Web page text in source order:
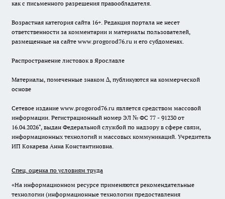
как с письменного разрешения правообладателя.
Возрастная категория сайта 16+. Редакция портала не несет
ответственности за комментарии и материалы пользователей,
размещенные на сайте www.progorod76.ru и его субдоменах.
Распространение листовок в Ярославле
Материалы, помеченные знаком ∆, публикуются на коммерческой
основе
Сетевое издание www.progorod76.ru является средством массовой
информации. Регистрационный номер ЭЛ № ФС 77 - 91230 от
16.04.2026", выдан Федеральной службой по надзору в сфере связи,
информационных технологий и массовых коммуникаций. Учредитель
ИП Кокарева Анна Константиновна.
Спец. оценка по условиям труда
«На информационном ресурсе применяются рекомендательные
технологии (информационные технологии предоставления